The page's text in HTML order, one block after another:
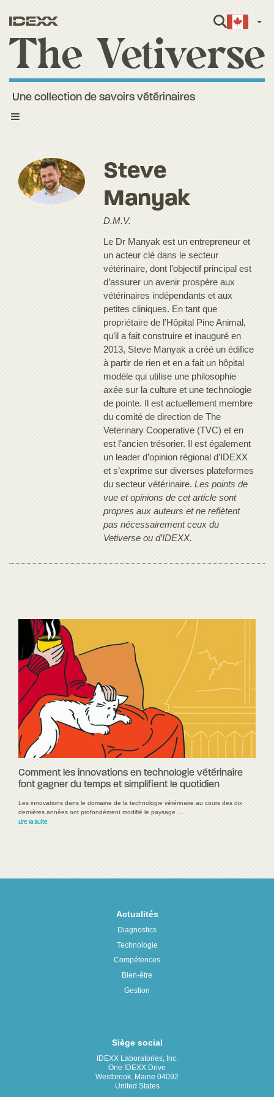
Toggle
Une collection de savoirs vétérinaires
Steve
Manyak
D.M.V.
Le Dr Manyak est un entrepreneur et
un acteur clé dans le secteur
vétérinaire, dont l’objectif principal est
d’assurer un avenir prospère aux
vétérinaires indépendants et aux
petites cliniques. En tant que
propriétaire de l’Hôpital Pine Animal,
qu’il a fait construire et inauguré en
2013, Steve Manyak a créé un édifice
à partir de rien et en a fait un hôpital
modèle qui utilise une philosophie
axée sur la culture et une technologie
de pointe. Il est actuellement membre
du comité de direction de The
Veterinary Cooperative (TVC) et en
est l’ancien trésorier. Il est également
un leader d’opinion régional d’IDEXX
et s’exprime sur diverses plateformes
du secteur vétérinaire.Les points de
vue et opinions de cet article sont
propres aux auteurs et ne reflètent
pas nécessairement ceux du
Vetiverse ou d’IDEXX.
Comment les innovations en technologie vétérinaire
font gagner du temps et simplifient le quotidien
Les innovations dans le domaine de la technologie vétérinaire au cours des dix
dernières années ont profondément modifié le paysage …
Lire la suite
Actualités
Diagnostics
Technologie
Compétences
Bien-être
Gestion
Siège social
IDEXX Laboratories, Inc.
One IDEXX Drive
Westbrook, Maine 04092
United States